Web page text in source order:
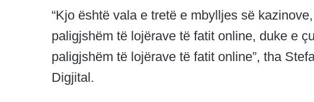
“Kjo është vala e tretë e mbylljes së
paligjshëm të lojërave të fatit online, duke e
paligjshëm të lojërave të fatit online”, tha
Digjital.